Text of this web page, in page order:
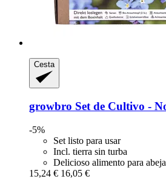
Cesta
growbro Set de Cultivo -​
-5%
Set listo para usar
Incl. tierra sin turba
Delicioso alimento para
15,24 € 16,05 €